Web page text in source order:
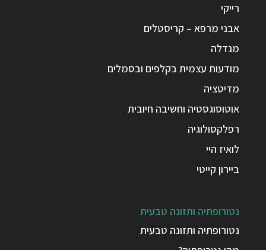
רייקי
אבני מרפא – קריסטלים
מנדלה
מודעות עצמית בקלפים ובסמלים
מדיטציה
אוטוסוגסטיה וחשיבה חיובית
רפלקסולוגיה
לואיז היי
ביירון קייטי
נטורופתיה ותזונה טבעית
נטורופתיה ותזונה טבעית